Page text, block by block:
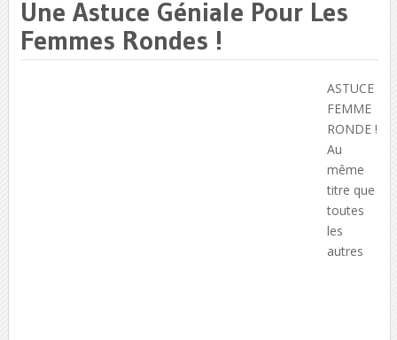
Une Astuce Géniale Pour Les
Femmes Rondes !
ASTUCE
FEMME
RONDE !
Au
même
titre que
toutes
les
autres